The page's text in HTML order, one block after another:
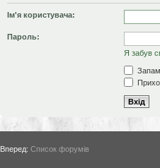
Ім'я користувача:
Пароль:
Я забув
Вперед: Список форумів